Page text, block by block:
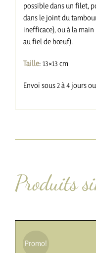
possible dans un filet,
dans le joint du
inefficace), ou à la
au fiel de bœuf).
Taille: 13×13 cm
Envoi sous 2 à 4 jours
Produits
Promo!